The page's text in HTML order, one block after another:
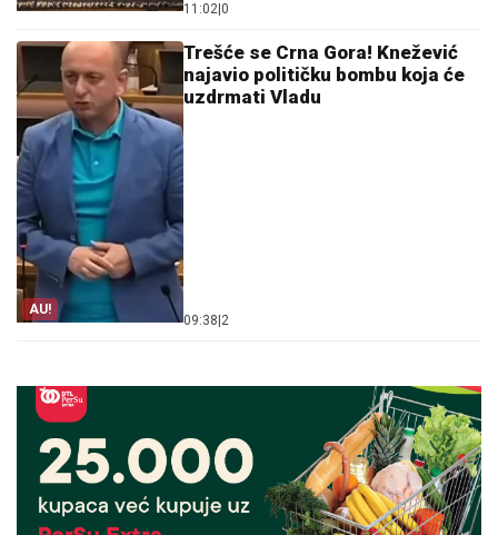
11:02 0
AU!
Trešće se Crna Gora! Knežević
najavio političku bombu koja će
uzdrmati Vladu
09:38 2